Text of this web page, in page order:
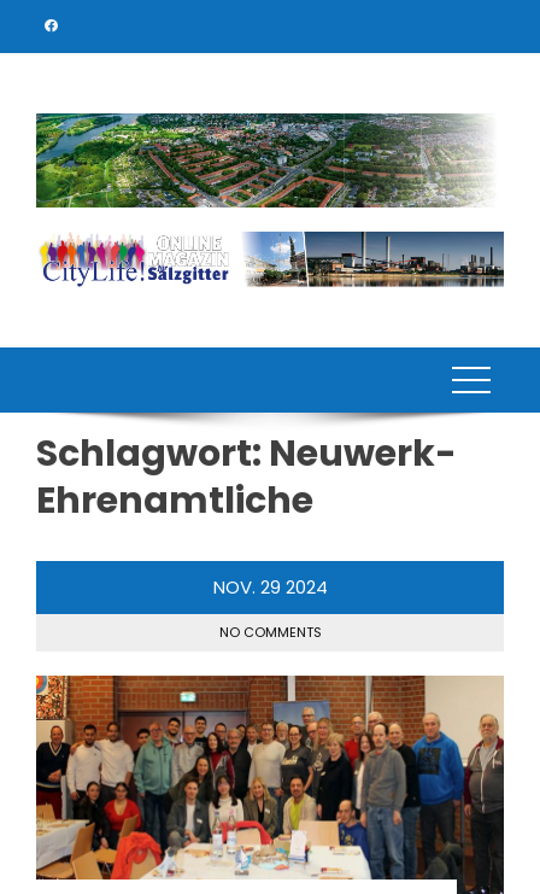
Schlagwort: Neuwerk-
Ehrenamtliche
NOV. 29 2024
NO COMMENTS